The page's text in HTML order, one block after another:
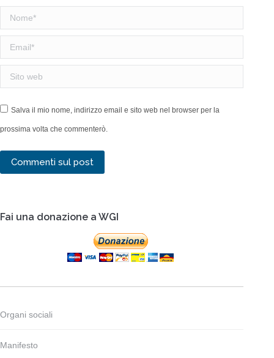
Nome *
Email *
Sito web
Salva il mio nome, indirizzo email e sito web nel browser per la
prossima volta che commenterò.
Commenti sul post
Fai una donazione a WGI
Organi sociali
Manifesto